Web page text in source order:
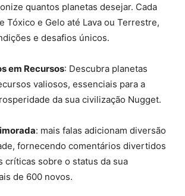
quantos planetas desejar. Cada
Tóxico e Gelo até Lava ou Terrestre,
e desafios únicos.
em Recursos: Descubra planetas
valiosos, essenciais para a
da sua civilização Nugget.
: mais falas adicionam diversão
fornecendo comentários divertidos
críticas sobre o status da sua
de 600 novos.